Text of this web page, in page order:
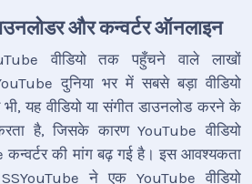
और कन्वर्टर ऑनलाइन
वीडियो तक पहुँचने वाले लाखों
दुनिया भर में सबसे बड़ा वीडियो
भी, यह वीडियो या संगीत डाउनलोड करने के
है, जिसके कारण YouTube वीडियो
की मांग बढ़ गई है। इस आवश्यकता
ने एक YouTube वीडियो